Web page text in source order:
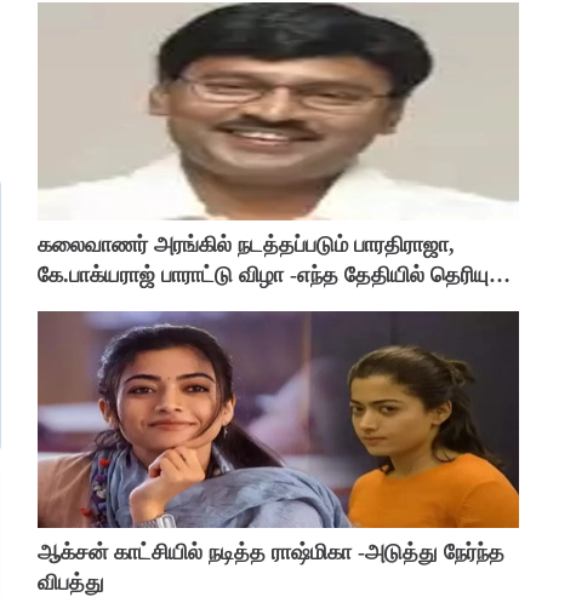
கலைவாணர் அரங்கில் நடத்தப்படும் பாரதிராஜா,
கே.பாக்யராஜ் பாராட்டு விழா -எந்த தேதியில் தெரியுமா
ஆக்சன் காட்சியில் நடித்த ராஷ்மிகா -அடுத்து நேர்ந்த
விபத்து